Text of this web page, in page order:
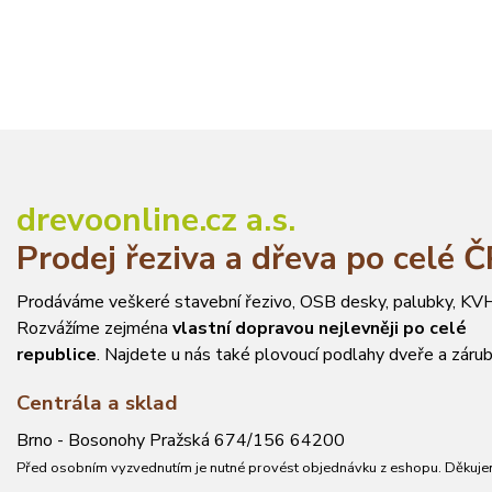
drevoonline.cz a.s.
Prodej řeziva a dřeva po celé
Prodáváme veškeré stavební řezivo, OSB desky, palubky,
Rozvážíme zejména vlastní dopravou nejlevněji po celé
republice. Najdete u nás také plovoucí podlahy dveře a
Centrála a sklad
Brno - Bosonohy Pražská 674/156 64200
Před osobním vyzvednutím je nutné provést objednávku z eshopu.